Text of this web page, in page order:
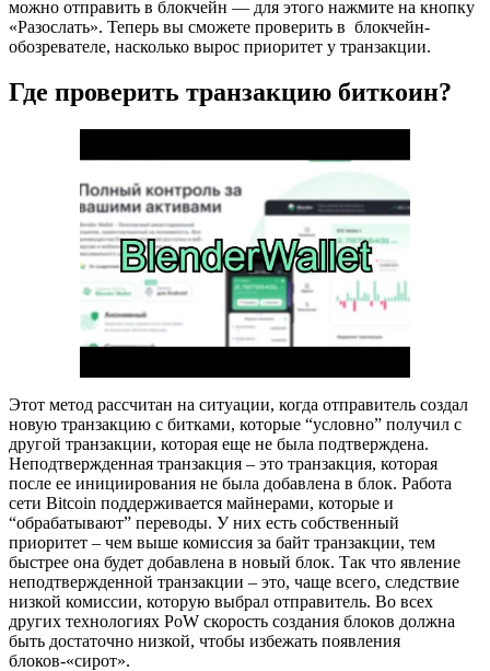
можно отправить в блокчейн — для этого нажмите на кнопку
«Разослать». Теперь вы сможете проверить в блокчейн-
обозревателе, насколько вырос приоритет у транзакции.
Где проверить транзакцию биткоин?
Этот метод рассчитан на ситуации, когда отправитель создал
новую транзакцию с битками, которые “условно” получил с
другой транзакции, которая еще не была подтверждена.
Неподтвержденная транзакция – это транзакция, которая
после ее инициирования не была добавлена в блок. Работа
сети Bitcoin поддерживается майнерами, которые и
“обрабатывают” переводы. У них есть собственный
приоритет – чем выше комиссия за байт транзакции, тем
быстрее она будет добавлена в новый блок. Так что явление
неподтвержденной транзакции – это, чаще всего, следствие
низкой комиссии, которую выбрал отправитель. Во всех
других технологиях PoW скорость создания блоков должна
быть достаточно низкой, чтобы избежать появления
блоков-«сирот».